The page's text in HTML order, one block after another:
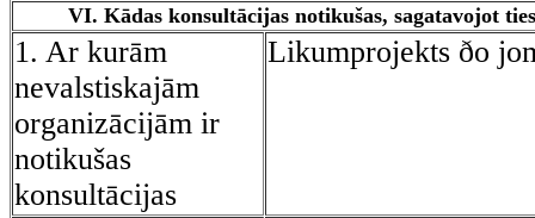
VI. Kādas konsultācijas notikušas, sagatavojot
1. Ar kurām
nevalstiskajām
organizācijām ir
notikušas
konsultācijas
Likumprojekts ðo